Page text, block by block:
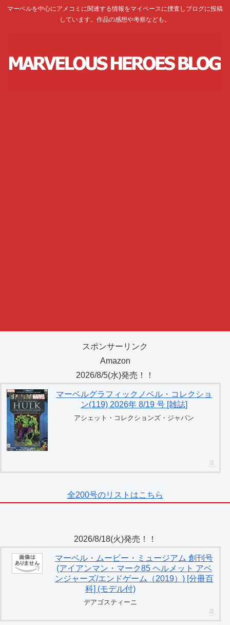
マーベルを中心にアメコミに関連する情報をマイペースに捜査しブログに投稿
しています。作品の感想や考察なども。
スポンサーリンク
Amazon
2026/8/5(水)発売！！
マーベルグラフィックノベル・コレクショ
ン(119) 2026年 8/19 号 [雑誌]
アシェット・コレクションズ・ジャパン
全200号のリストはこちら
2026/8/18(火)発売！！
マーベル・ムービー・ミュージアム 創刊号
(アイアンマン・マーク85 ヘルメット アベ
ンジャーズ/エンドゲーム（2019）) [分冊百
科] (モデル付)
デアゴスティーニ